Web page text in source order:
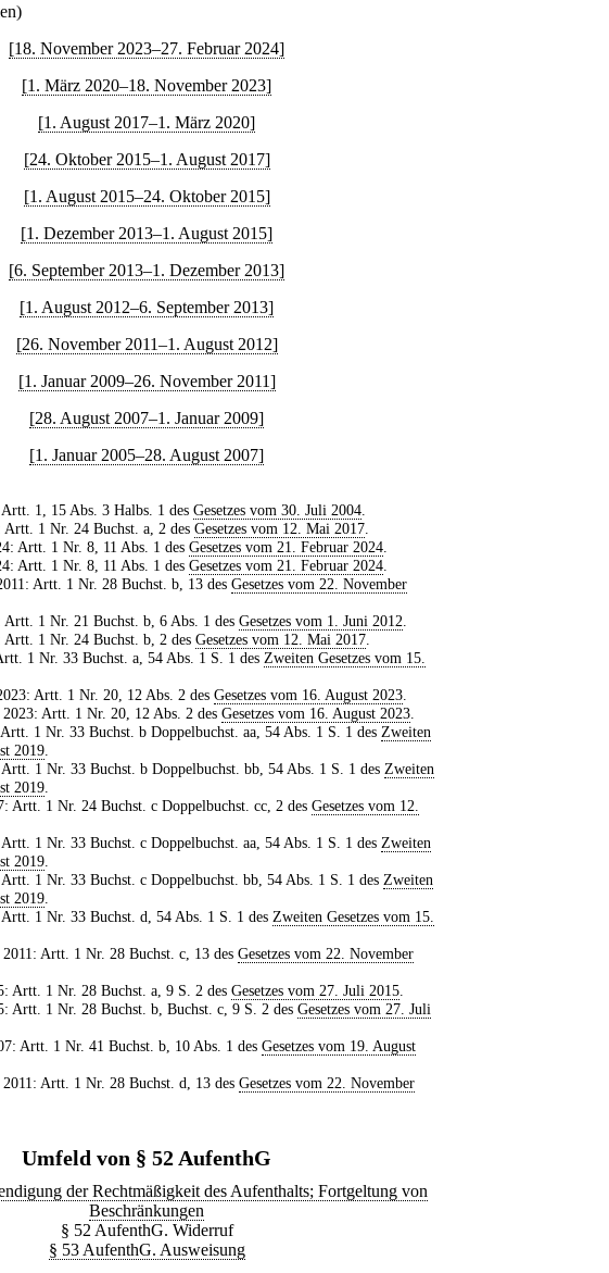
[18. November 2023–27. Februar 2024]
[1. März 2020–18. November 2023]
[1. August 2017–1. März 2020]
[24. Oktober 2015–1. August 2017]
[1. August 2015–24. Oktober 2015]
[1. Dezember 2013–1. August 2015]
[6. September 2013–1. Dezember 2013]
[1. August 2012–6. September 2013]
[26. November 2011–1. August 2012]
[1. Januar 2009–26. November 2011]
[28. August 2007–1. Januar 2009]
[1. Januar 2005–28. August 2007]
Artt. 1, 15 Abs. 3 Halbs. 1 des Gesetzes vom 30. Juli 2004.
1 Nr. 24 Buchst. a, 2 des Gesetzes vom 12. Mai 2017.
Artt. 1 Nr. 8, 11 Abs. 1 des Gesetzes vom 21. Februar 2024.
Artt. 1 Nr. 8, 11 Abs. 1 des Gesetzes vom 21. Februar 2024.
Artt. 1 Nr. 28 Buchst. b, 13 des Gesetzes vom 22. November
Artt. 1 Nr. 21 Buchst. b, 6 Abs. 1 des Gesetzes vom 1. Juni 2012
Artt. 1 Nr. 24 Buchst. b, 2 des Gesetzes vom 12. Mai 2017.
1 Nr. 33 Buchst. a, 54 Abs. 1 S. 1 des Zweiten Gesetzes vom 15.
Artt. 1 Nr. 20, 12 Abs. 2 des Gesetzes vom 16. August 2023.
Artt. 1 Nr. 20, 12 Abs. 2 des Gesetzes vom 16. August 2023.
Artt. 1 Nr. 33 Buchst. b Doppelbuchst. aa, 54 Abs. 1 S. 1 des Zweiten
2019
1 Nr. 33 Buchst. b Doppelbuchst. bb, 54 Abs. 1 S. 1 des Zweiten
2019
Artt. 1 Nr. 24 Buchst. c Doppelbuchst. cc, 2 des Gesetzes vom 12.
1 Nr. 33 Buchst. c Doppelbuchst. aa, 54 Abs. 1 S. 1 des Zweiten
2019
1 Nr. 33 Buchst. c Doppelbuchst. bb, 54 Abs. 1 S. 1 des Zweiten
2019
1 Nr. 33 Buchst. d, 54 Abs. 1 S. 1 des Zweiten Gesetzes vom 15.
Artt. 1 Nr. 28 Buchst. c, 13 des Gesetzes vom 22. November
Artt. 1 Nr. 28 Buchst. a, 9 S. 2 des Gesetzes vom 27. Juli 2015.
Artt. 1 Nr. 28 Buchst. b, Buchst. c, 9 S. 2 des Gesetzes vom 27. Juli
Artt. 1 Nr. 41 Buchst. b, 10 Abs. 1 des Gesetzes vom 19. August
2011: Artt. 1 Nr. 28 Buchst. d, 13 des Gesetzes vom 22. November
Umfeld von § 52 AufenthG
der Rechtmäßigkeit des Aufenthalts; Fortgeltung von
Beschränkungen
§ 52 AufenthG. Widerruf
§ 53 AufenthG. Ausweisung